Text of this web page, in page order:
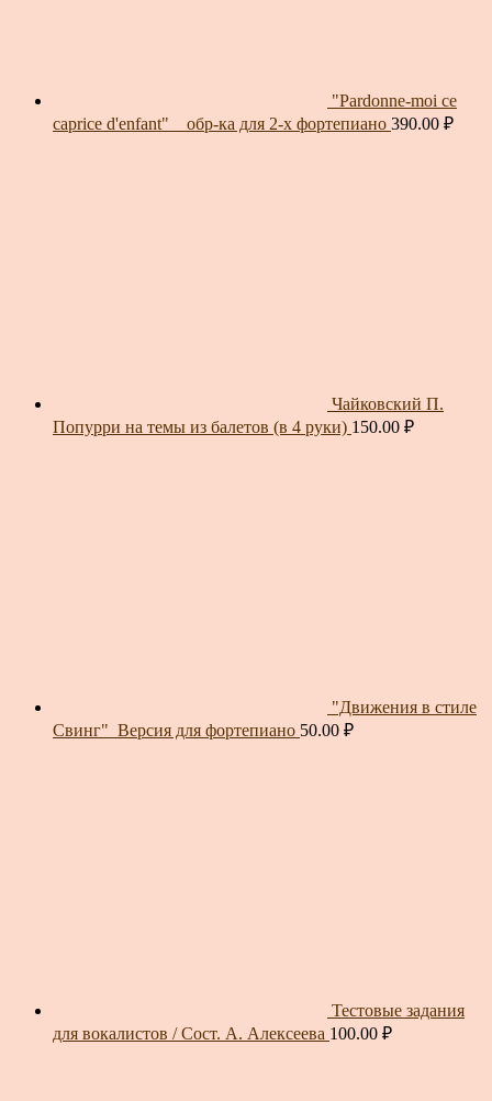
"Pardonne-moi ce
caprice d'enfant" _ обр-ка для 2-х фортепиано 390.00 ₽
Чайковский П.
Попурри на темы из балетов (в 4 руки) 150.00 ₽
"Движения в стиле
Свинг"_Версия для фортепиано 50.00 ₽
Тестовые задания
для вокалистов / Сост. А. Алексеева 100.00 ₽